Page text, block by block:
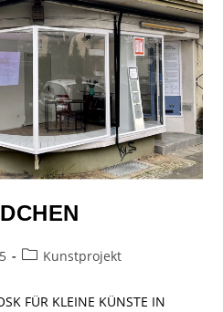
Kunstprojekt
FÜR KLEINE KÜNSTE IN